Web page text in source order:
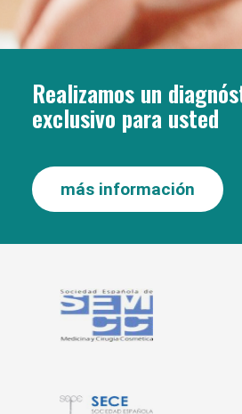
Realizamos un
exclusivo para usted
más información